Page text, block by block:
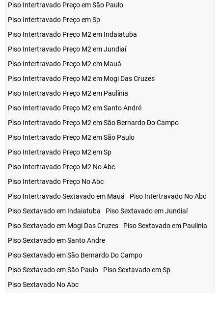
Piso Intertravado Preço em São Paulo
Piso Intertravado Preço em Sp
Piso Intertravado Preço M2 em Indaiatuba
Piso Intertravado Preço M2 em Jundiaí
Piso Intertravado Preço M2 em Mauá
Piso Intertravado Preço M2 em Mogi Das Cruzes
Piso Intertravado Preço M2 em Paulínia
Piso Intertravado Preço M2 em Santo André
Piso Intertravado Preço M2 em São Bernardo Do Campo
Piso Intertravado Preço M2 em São Paulo
Piso Intertravado Preço M2 em Sp
Piso Intertravado Preço M2 No Abc
Piso Intertravado Preço No Abc
Piso Intertravado Sextavado em Mauá
Piso Intertravado No Abc
Piso Sextavado em Indaiatuba
Piso Sextavado em Jundiaí
Piso Sextavado em Mogi Das Cruzes
Piso Sextavado em Paulínia
Piso Sextavado em Santo Andre
Piso Sextavado em São Bernardo Do Campo
Piso Sextavado em São Paulo
Piso Sextavado em Sp
Piso Sextavado No Abc